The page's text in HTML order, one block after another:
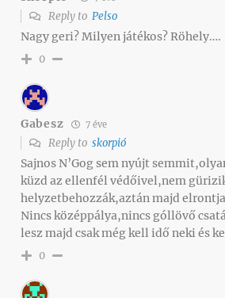
Reply to Pelso
Nagy geri? Milyen játékos? Röhely….
0
Gabesz 7 éve
Reply to skorpió
Sajnos N’Gog sem nyújt
küzd az ellenfél védőivel,nem
helyzetbehozzák,aztán majd
Nincs középpálya,nincs góllövő
lesz majd csak még kell idő neki és
0